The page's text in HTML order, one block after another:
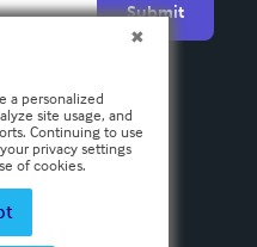
Submit
a personalized
site usage, and
Continuing to use
privacy settings
of cookies.